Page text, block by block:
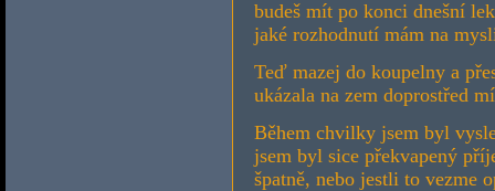
budeš mít po konci dnešní
jaké rozhodnutí mám na
Teď mazej do koupelny a
ukázala na zem doprostřed
Během chvilky jsem byl
jsem byl sice překvapený
špatně, nebo jestli to vezme